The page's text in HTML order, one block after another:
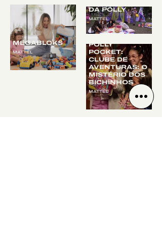
MEGABLOKS
MATTEL
DA POLLY
MATTEL
POLLY
POCKET:
CLUBE DE
AVENTURAS: O
MISTÉRIO DOS
BICHINHOS
MATTEL